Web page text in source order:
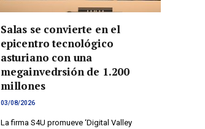
Salas se convierte en el
epicentro tecnológico
asturiano con una
megainvedrsión de 1.200
millones
03/08/2026
La firma S4U promueve ‘Digital Valley